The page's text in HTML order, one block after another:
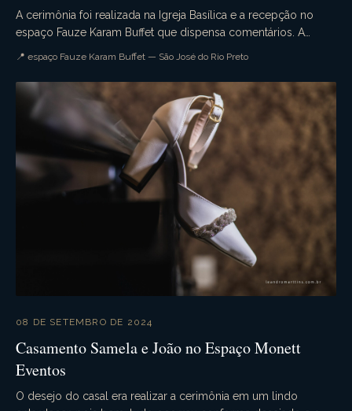
A cerimônia foi realizada na Igreja Basílica e a recepção no
espaço Fauze Karam Buffet que dispensa comentários. A
📍 espaço Fauze Karam Buffet — São José do Rio Preto
08 DE SETEMBRO DE 2024
Casamento Samela e João no Espaço Monett
Eventos
O desejo do casal era realizar a cerimônia em um lindo